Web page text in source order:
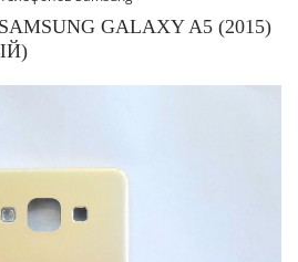
GALAXY A5 (2015)